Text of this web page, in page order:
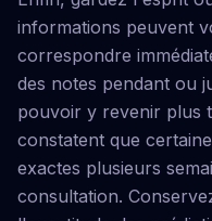
informations peuvent
correspondre
des notes pendant ou
pouvoir y revenir plus
constatent que
exactes plusieurs
consultation.